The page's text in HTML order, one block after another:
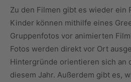
Zu den Filmen gibt es wieder ein
Kinder können mithilfe eines
Gruppenfotos vor animierten
Fotos werden direkt vor Ort
Hintergründe orientieren sich an
diesem Jahr. Außerdem gibt es,